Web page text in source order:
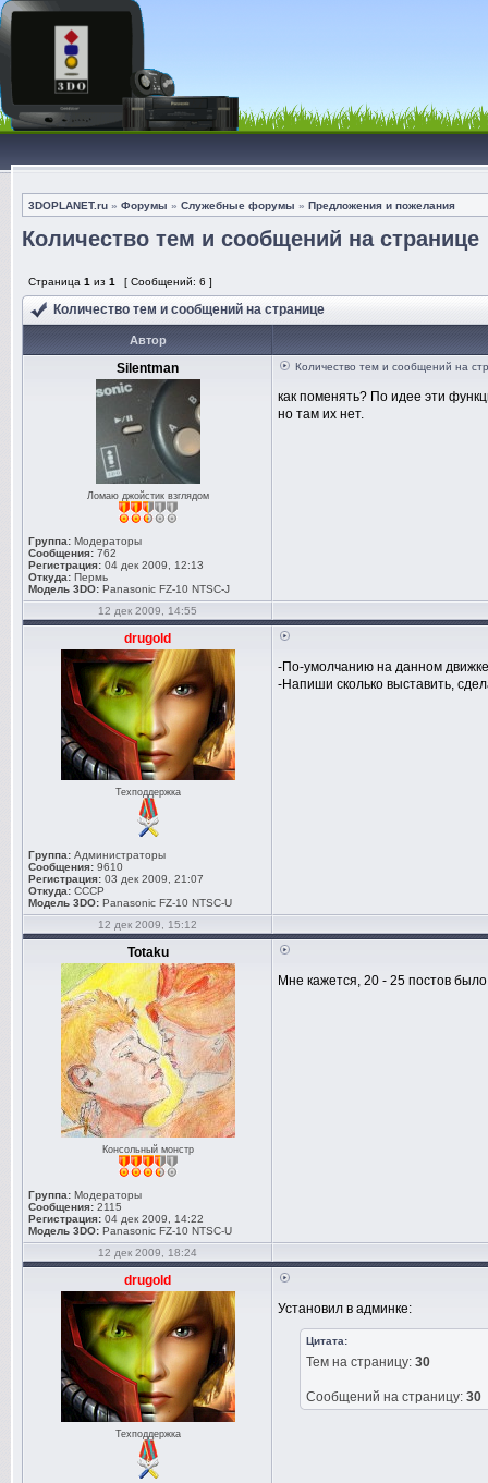
3DOPLANET.ru » Форумы » Служебные форумы » Предложения и пожелания
Количество тем и сообщений на странице
Страница 1 из 1 [ Сообщений: 6 ]
Количество тем и сообщений на странице
Автор
Silentman
Ломаю джойстик взглядом
Группа: Модераторы
Сообщения: 762
Регистрация: 04 дек 2009, 12:13
Откуда: Пермь
Модель 3DO: Panasonic FZ-10 NTSC-J
Количество тем и сообщений на
как поменять? По идее эти
но там их нет.
12 дек 2009, 14:55
drugold
Техподдержка
Группа: Администраторы
Сообщения: 9610
Регистрация: 03 дек 2009, 21:07
Откуда: СССР
Модель 3DO: Panasonic FZ-10 NTSC-U
-По-умолчанию на данном
-Напиши сколько выставить,
12 дек 2009, 15:12
Totaku
Консольный монстр
Группа: Модераторы
Сообщения: 2115
Регистрация: 04 дек 2009, 14:22
Модель 3DO: Panasonic FZ-10 NTSC-U
Мне кажется, 20 - 25 постов
12 дек 2009, 18:24
drugold
Техподдержка
Установил в админке:
Цитата:
Тем на страницу: 30
Сообщений на страницу: 30